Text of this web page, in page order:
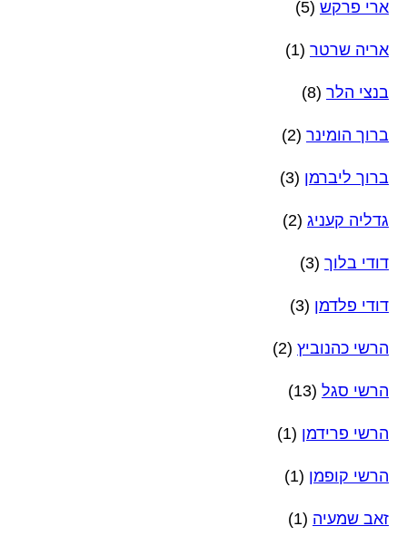
ארי פרקש (5)
אריה שרטר (1)
בנצי הלר (8)
ברוך הומינר (2)
ברוך ליברמן (3)
גדליה קעניג (2)
דודי בלוך (3)
דודי פלדמן (3)
הרשי כהנוביץ (2)
הרשי סגל (13)
הרשי פרידמן (1)
הרשי קופמן (1)
זאב שמעיה (1)